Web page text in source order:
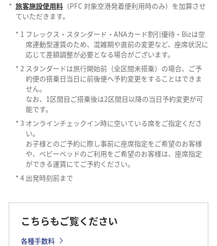
* 旅客施設使用料（PFC 対象空港発着便利用時のみ）を加算させ
ていただきます。
* 1 フレックス・スタンダード・ANAカード割引優待・Bizは空
席連動型運賃のため、混雑期や直前の変更など、座席状況に
応じて差額調整が必要となる場合がございます。
* 2 スタンダードは旅行開始前（全区間未搭乗）の場合、ご予
約便の搭乗日当日に前後便へ予約変更をすることはできま
せん。
なお、1区間目ご搭乗後は2区間目以降の当日予約変更が可
能です。
* 3 オンラインチェックイン時に空いている席をご指定くださ
い。
お子様とのご予約に際し事前に座席指定をご希望のお客様
や、ベビーベッドのご利用をご希望のお客様は、座席指定
ができる運賃にてご予約ください。
* 4 出発時刻前まで
こちらもご覧ください
各種手数料